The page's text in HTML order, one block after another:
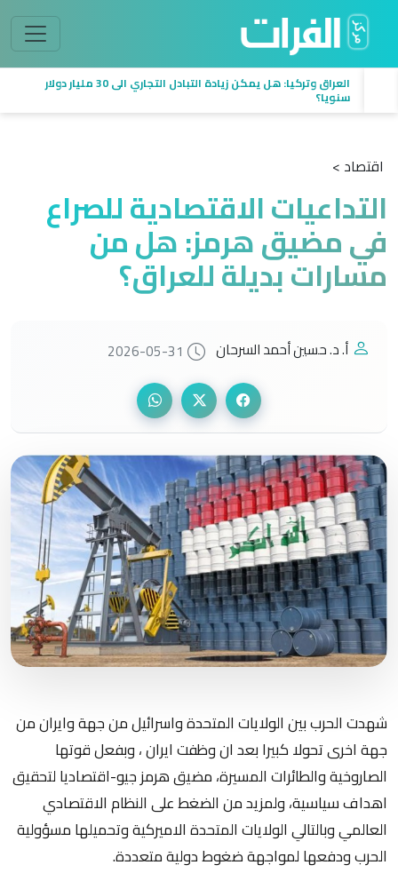
العراق وتركيا: هل يمكن زيادة التبادل التجاري الى 30 مليار دولار
سنويا؟
اقتصاد >
التداعيات الاقتصادية للصراع
في مضيق هرمز: هل من
مسارات بديلة للعراق؟
أ. د. حسين أحمد السرحان 2026-05-31
شهدت الحرب بين الولايات المتحدة واسرائيل من جهة وايران من
جهة اخرى تحولا كبيرا بعد ان وظفت ايران ، وبفعل قوتها
الصاروخية والطائرات المسيرة، مضيق هرمز جيو-اقتصاديا لتحقيق
اهداف سياسية، ولمزيد من الضغط على النظام الاقتصادي
العالمي وبالتالي الولايات المتحدة الاميركية وتحميلها مسؤولية
الحرب ودفعها لمواجهة ضغوط دولية متعددة.